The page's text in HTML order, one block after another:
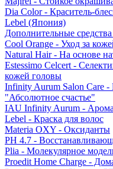
Dia Color - Краситель-
Lebel (Япония)
Дополнительные
Cool Orange - Уход за
Natural Hair - На основе
Estessimo Celcert -
кожей головы
Infinity Aurum Salon Care
"Абсолютное счастье"
IAU Infinity Aurum -
Lebel - Краска для волос
Materia OXY - Оксиданты
PH 4.7 -
Plia - Молекулярное
Proedit Home Charge -